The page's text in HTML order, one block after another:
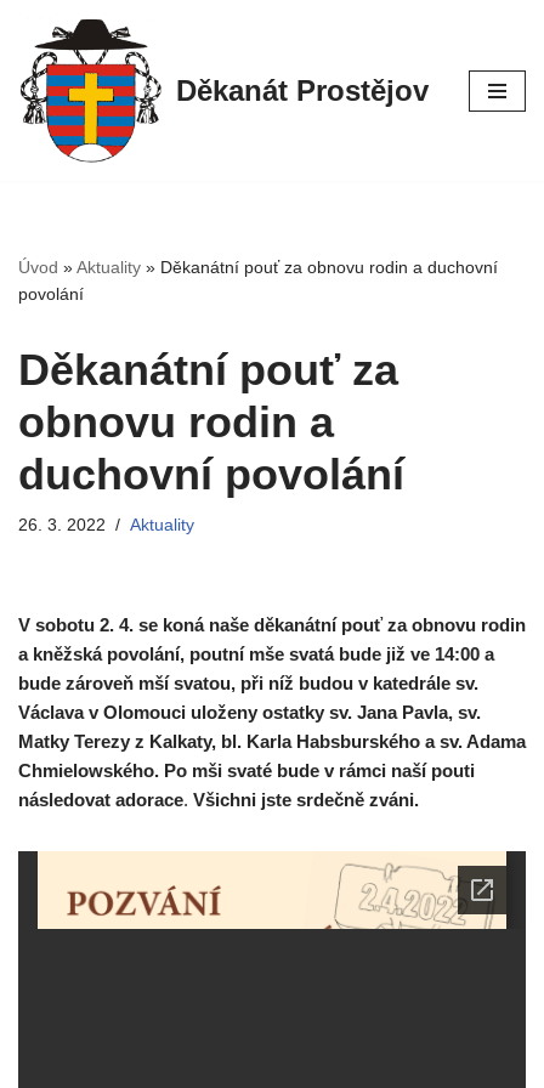
Přeskočit
na
obsah
Děkanát Prostějov
Úvod »Aktuality » Děkanátní pouť za obnovu rodin a duchovní
povolání
Děkanátní pouť za
obnovu rodin a
duchovní povolání
26. 3. 2022 Aktuality
V sobotu 2. 4. se koná naše děkanátní pouť za obnovu rodin
a kněžská povolání, poutní mše svatá bude již ve 14:00 a
bude zároveň mší svatou, při níž budou v katedrále sv.
Václava v Olomouci uloženy ostatky sv. Jana Pavla, sv.
Matky Terezy z Kalkaty, bl. Karla Habsburského a sv. Adama
Chmielowského. Po mši svaté bude v rámci naší pouti
následovat adorace. Všichni jste srdečně zváni.